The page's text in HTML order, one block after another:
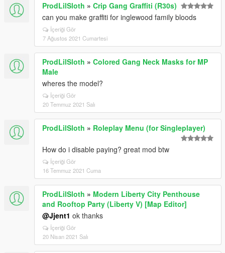
ProdLilSloth » Crip Gang Graffiti (R30s)
can you make graffiti for inglewood family bloods
İçeriği Gör
7 Ağustos 2021 Cumartesi
ProdLilSloth » Colored Gang Neck Masks for MP
Male
wheres the model?
İçeriği Gör
20 Temmuz 2021 Salı
ProdLilSloth » Roleplay Menu (for Singleplayer)
How do i disable paying? great mod btw
İçeriği Gör
16 Temmuz 2021 Cuma
ProdLilSloth » Modern Liberty City Penthouse
and Rooftop Party (Liberty V) [Map Editor]
@Jjent1 ok thanks
İçeriği Gör
20 Nisan 2021 Salı